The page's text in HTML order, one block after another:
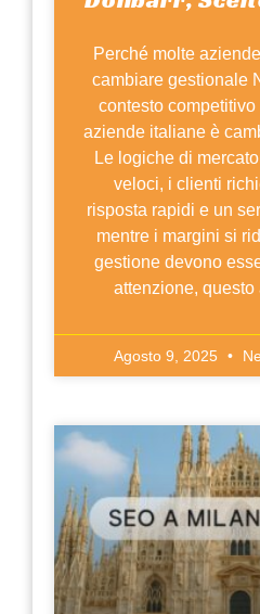
Perché molte
cambiare gestionale
contesto
aziende italiane è
Le logiche di
veloci, i clienti
risposta rapidi e un
mentre i margini si
gestione devono
attenzione, questo
Agosto 9, 2025